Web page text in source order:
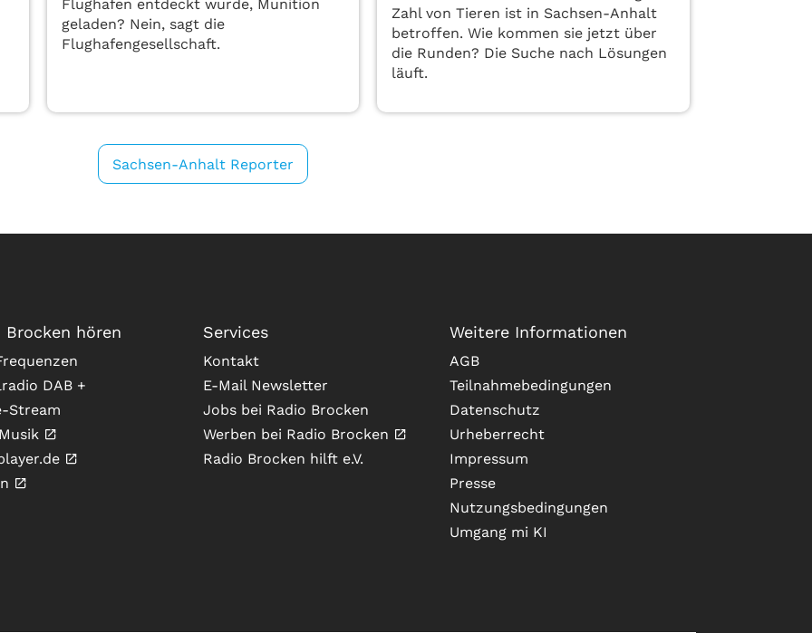
Flughafen entdeckt wurde, Munition
geladen? Nein, sagt die
Flughafengesellschaft.
Zahl von Tieren ist in Sachsen-Anhalt
betroffen. Wie kommen sie jetzt über
die Runden? Die Suche nach Lösungen
läuft.
Sachsen-Anhalt Reporter
Brocken hören
DAB +
Stream
Services
Kontakt
E-Mail Newsletter
Jobs bei Radio Brocken
Werben bei Radio Brocken
Radio Brocken hilft e.V.
Weitere Informationen
AGB
Teilnahmebedingungen
Datenschutz
Urheberrecht
Impressum
Presse
Nutzungsbedingungen
Umgang mi KI